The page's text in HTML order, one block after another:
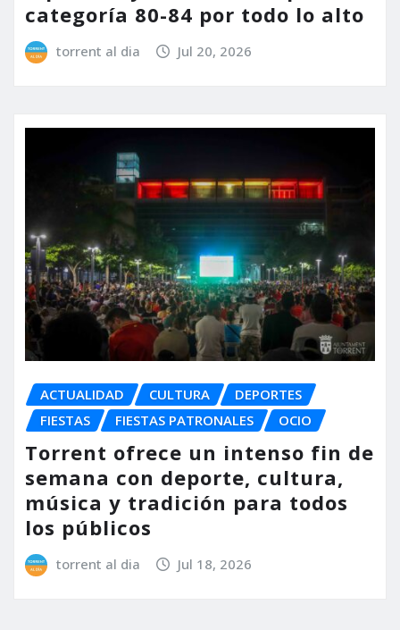
categoría 80-84 por todo lo alto
torrent al dia Jul 20, 2026
ACTUALIDAD CULTURA
DEPORTES
FIESTAS
FIESTAS PATRONALES OCIO
Torrent ofrece un intenso fin de
semana con deporte, cultura,
música y tradición para todos
los públicos
torrent al dia Jul 18, 2026